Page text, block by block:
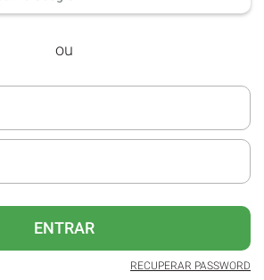
de 2016.
ao formato digital da SÁBADO
atualidade.
reduzida e não invasiva
de ler e/ou ouvir artigos.
e descontos em produtos,
ou
ENTRAR
RECUPERAR PASSWORD